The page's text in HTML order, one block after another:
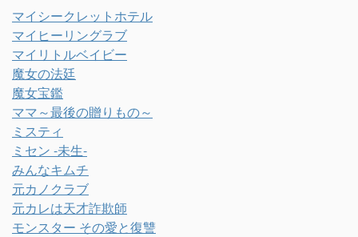
マイシークレットホテル
マイヒーリングラブ
マイリトルベイビー
魔女の法廷
魔女宝鑑
ママ～最後の贈りもの～
ミスティ
ミセン -未生-
みんなキムチ
元カノクラブ
元カレは天才詐欺師
モンスター その愛と復讐